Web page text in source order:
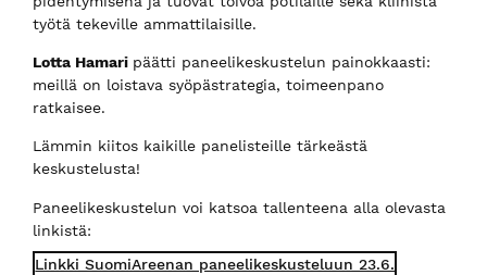
työtä tekeville ammattilaisille.
Lotta Hamari päätti paneelikeskustelun painokkaasti:
meillä on loistava syöpästrategia, toimeenpano
ratkaisee.
Lämmin kiitos kaikille panelisteille tärkeästä
keskustelusta!
Paneelikeskustelun voi katsoa tallenteena alla olevasta
linkistä:
Linkki SuomiAreenan paneelikeskusteluun 23.6.